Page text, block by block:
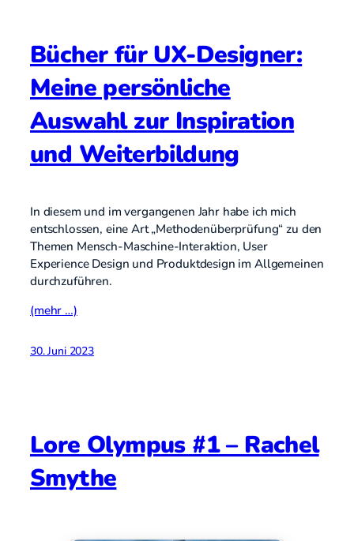
Bücher für UX-Designer:
Meine persönliche
Auswahl zur Inspiration
und Weiterbildung
In diesem und im vergangenen Jahr habe ich mich
entschlossen, eine Art „Methodenüberprüfung“ zu den
Themen Mensch-Maschine-Interaktion, User
Experience Design und Produktdesign im Allgemeinen
durchzuführen.
(mehr …)
30. Juni 2023
Lore Olympus #1 – Rachel
Smythe